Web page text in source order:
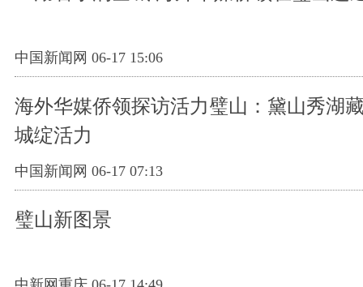
中国新闻网 06-17 15:06
海外华媒侨领探访活力璧山：黛山秀湖
城绽活力
中国新闻网 06-17 07:13
璧山新图景